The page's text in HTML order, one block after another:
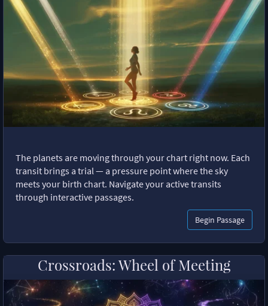
The planets are moving through your chart right now. Each
transit brings a trial — a pressure point where the sky
meets your birth chart. Navigate your active transits
through interactive passages.
Begin Passage
Crossroads: Wheel of Meeting